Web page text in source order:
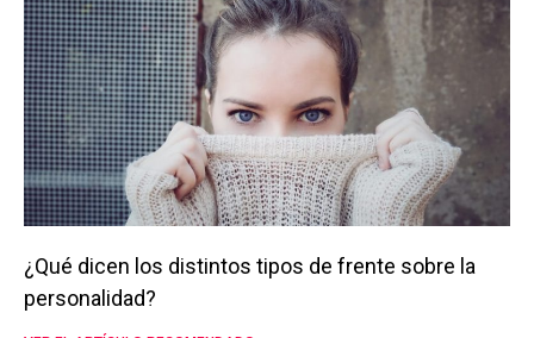
¿Qué dicen los distintos tipos de frente sobre la
personalidad?